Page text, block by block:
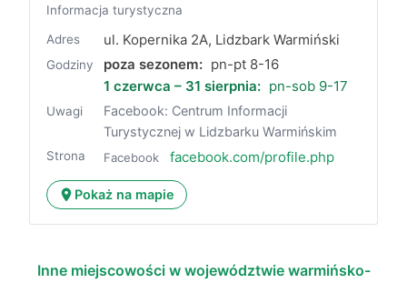
Informacja turystyczna
Adres ul. Kopernika 2A, Lidzbark Warmiński
Godziny poza sezonem: pn-pt 8-16
1 czerwca – 31 sierpnia: pn-sob 9-17
Uwagi
Facebook: Centrum Informacji
Turystycznej w Lidzbarku Warmińskim
Strona Facebook facebook.com/profile.php
Pokaż na mapie
Inne miejscowości w województwie warmińsko-